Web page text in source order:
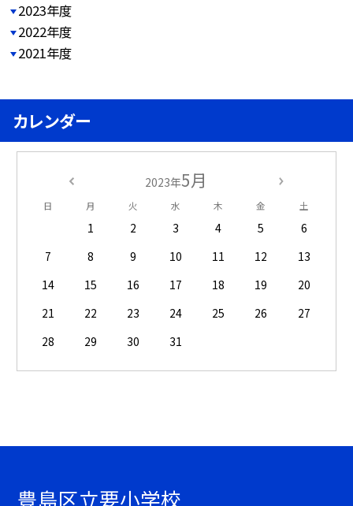
2023年度
2022年度
2021年度
カレンダー
2023年5月
日 月 火 水 木 金 土
1 2 3 4 5
6
7
8 9 10 11 12
13
14
15 16 17 18 19
20
21
22 23 24 25 26
27
28
29 30 31
豊島区立要小学校